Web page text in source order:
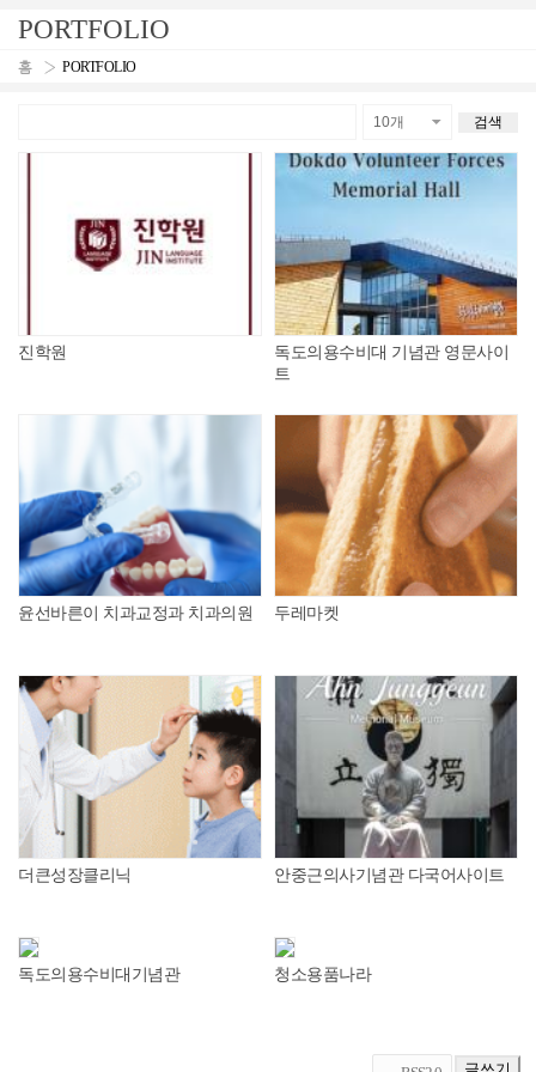
PORTFOLIO
PORTFOLIO
진학원
독도의용수비대 기념관 영문사이
트
윤선바른이 치과교정과 치과의원 두레마켓
더큰성장클리닉 안중근의사기념관 다국어사이트
독도의용수비대기념관 청소용품나라